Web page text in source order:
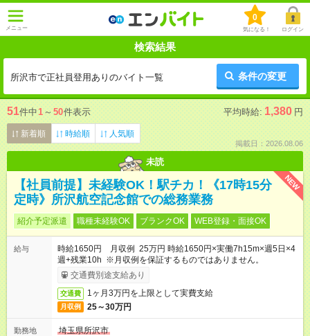
メニュー
0
気になる！ ログイン
検索結果
所沢市で正社員登用ありのバイト一覧 条件の変更
51件中1 ～ 50件表示 平均時給: 1,380 円
新着順 時給順 人気順
掲載日：2026.08.06
未読
NEW
【社員前提】未経験OK！駅チカ！《17時15分
定時》所沢航空記念館での総務業務
紹介予定派遣 職種未経験OK ブランクOK WEB登録・面接OK
給与
時給1650円 月収例 25万円 時給1650円×実働7h15m×週5日×4
週+残業10h ※月収例を保証するものではありません。
交通費別途支給あり
交通費 1ヶ月3万円を上限として実費支給
月収例 25～30万円
勤務地
埼玉県所沢市